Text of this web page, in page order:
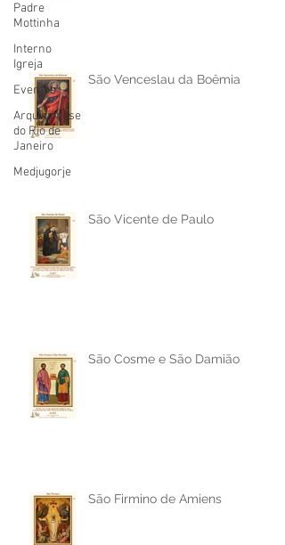
Padre
Mottinha
Interno
Igreja
Eventos
Arquidiocese
do Rio de
Janeiro
Medjugorje
São Venceslau da Boêmia
São Vicente de Paulo
São Cosme e São Damião
São Firmino de Amiens